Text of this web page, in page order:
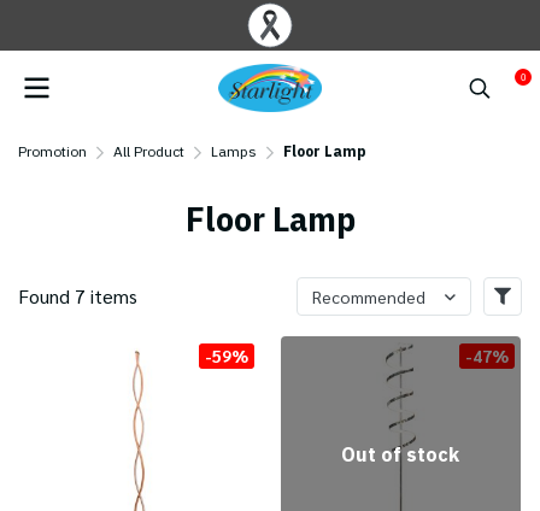
0
Promotion All Product Lamps Floor Lamp
Floor Lamp
Found 7 items Recommended
-59% -47%
Out of stock